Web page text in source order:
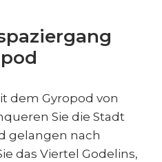
dem Gyropod von
Sie die Stadt
gelangen nach
das Viertel Godelins,